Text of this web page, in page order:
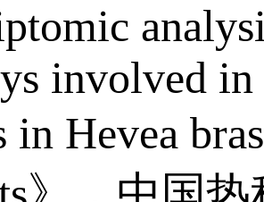
involved
in Hevea